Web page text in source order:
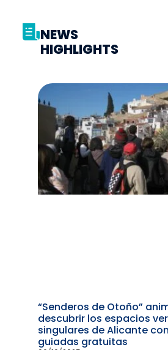
NEWS
HIGHLIGHTS
“Senderos de Otoño”
descubrir los espacios
singulares de Alicante
guiadas gratuitas